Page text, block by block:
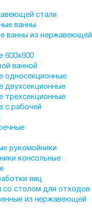
стали
ванны
ванны из нержавеющей
600х600
ванной
односекционные
двухсекционные
трехсекционные
с рабочей
рукомойники
консольные
яиц
со столом для отходов
из нержавеющей